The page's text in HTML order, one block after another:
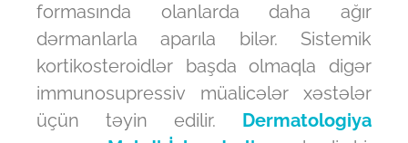
formasında olanlarda daha ağır
dərmanlarla aparıla bilər. Sistemik
kortikosteroidlər başda olmaqla digər
immunosupressiv müalicələr xəstələr
üçün təyin edilir. Dermatologiya